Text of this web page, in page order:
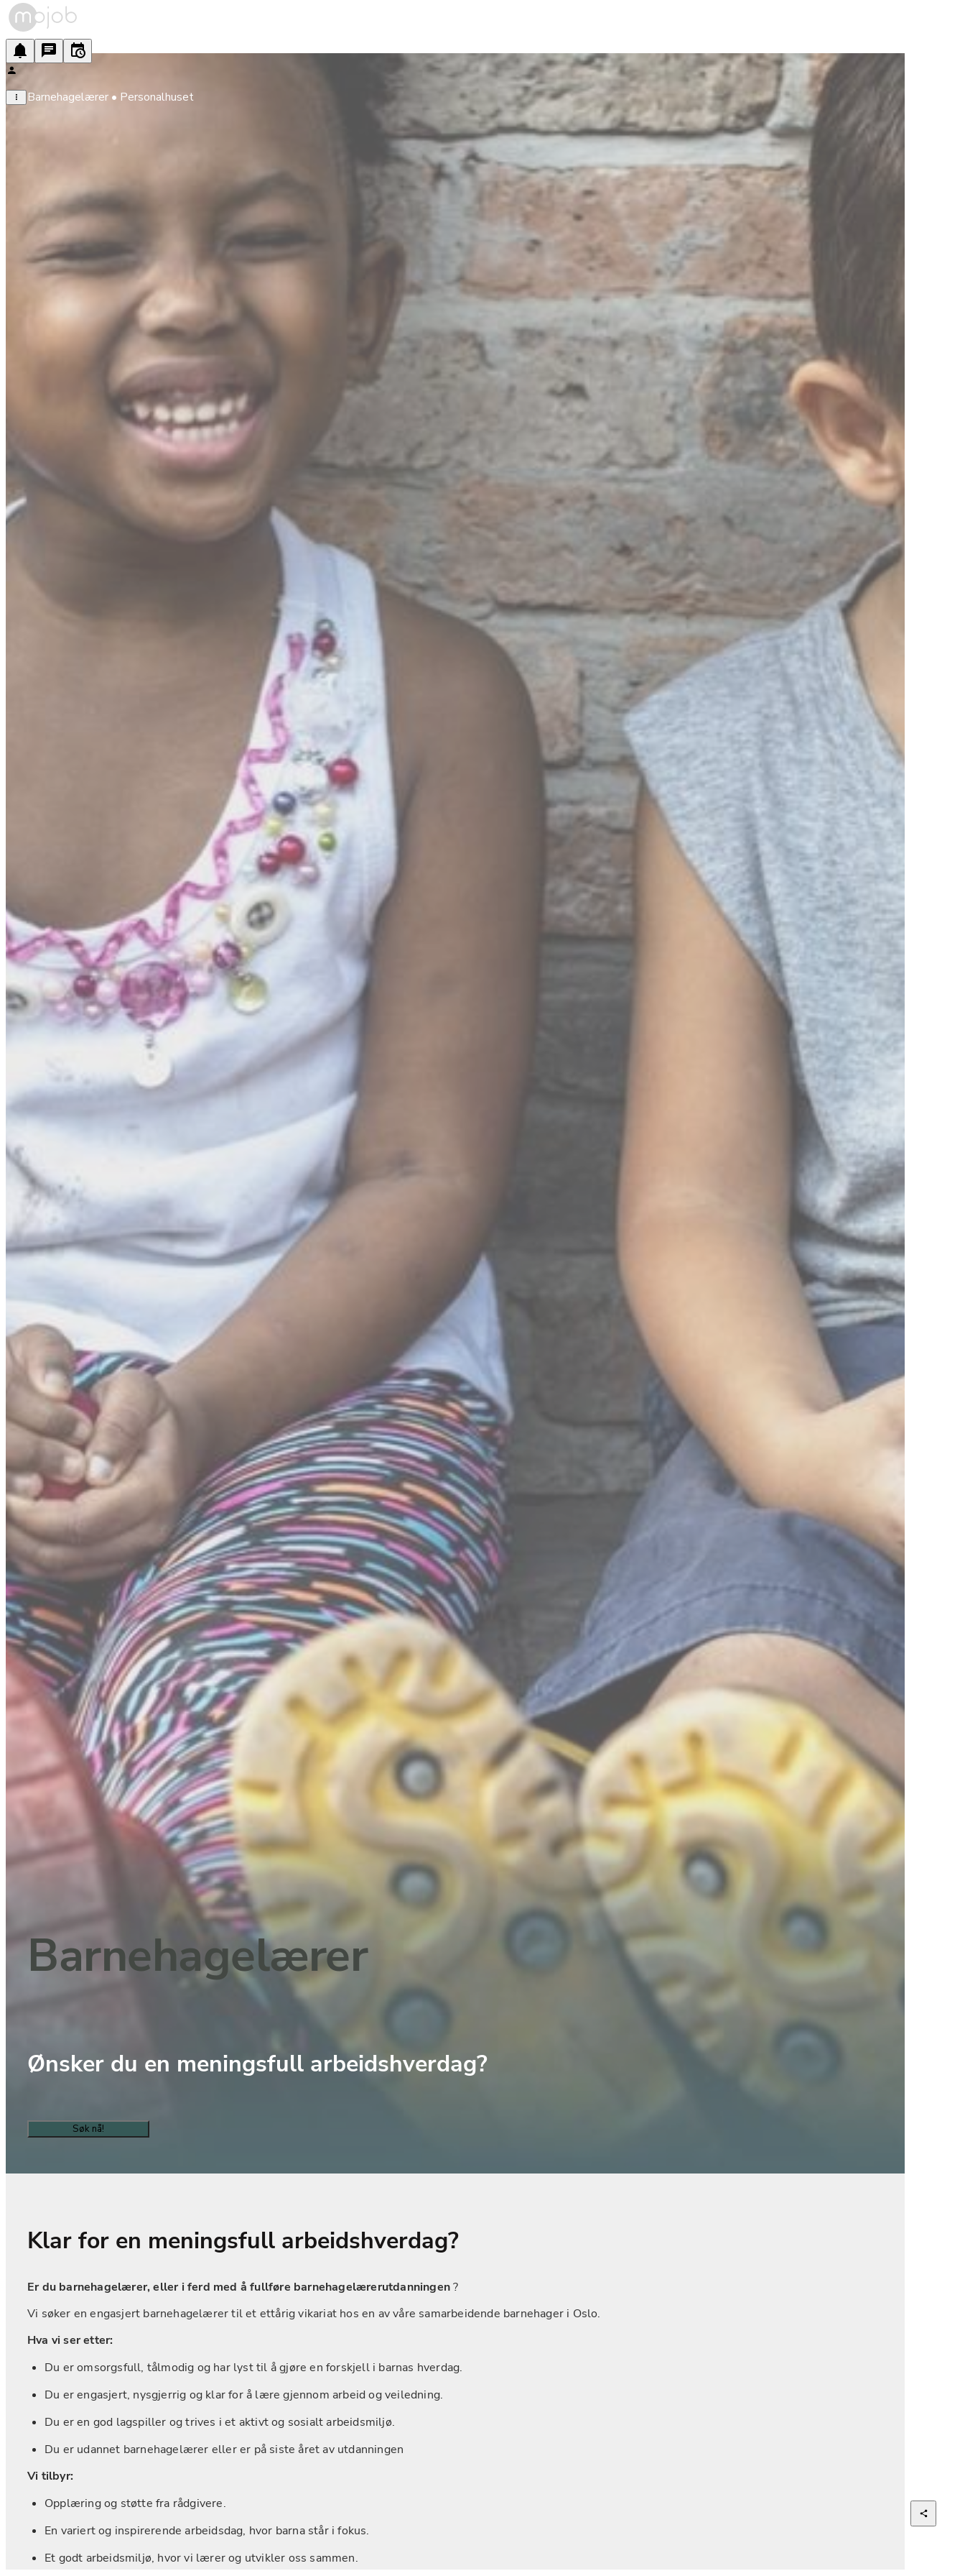
Barnehagelærer • Personalhuset
Barnehagelærer
Ønsker du en meningsfull arbeidshverdag?
Søk nå!
Klar for en meningsfull arbeidshverdag?
Er du barnehagelærer, eller i ferd med å fullføre barnehagelærerutdanningen ?
Vi søker en engasjert barnehagelærer til et ettårig vikariat hos en av våre samarbeidende barnehager i Oslo.
Hva vi ser etter:
Du er omsorgsfull, tålmodig og har lyst til å gjøre en forskjell i barnas hverdag.
Du er engasjert, nysgjerrig og klar for å lære gjennom arbeid og veiledning.
Du er en god lagspiller og trives i et aktivt og sosialt arbeidsmiljø.
Du er udannet barnehagelærer eller er på siste året av utdanningen
Vi tilbyr:
Opplæring og støtte fra rådgivere.
En variert og inspirerende arbeidsdag, hvor barna står i fokus.
Et godt arbeidsmiljø, hvor vi lærer og utvikler oss sammen.